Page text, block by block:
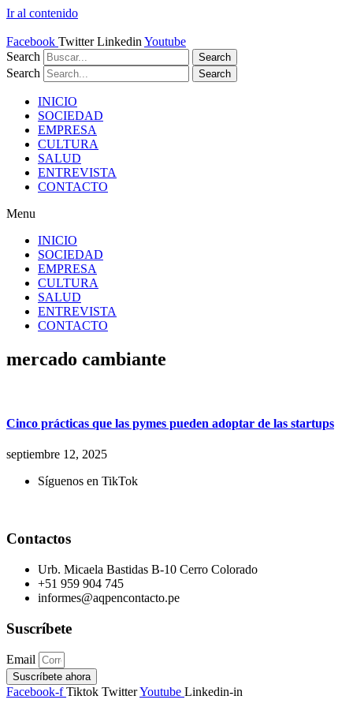
Ir al contenido
Facebook Twitter Linkedin Youtube
Search
Search
Search Search
INICIO
SOCIEDAD
EMPRESA
CULTURA
SALUD
ENTREVISTA
CONTACTO
Menu
INICIO
SOCIEDAD
EMPRESA
CULTURA
SALUD
ENTREVISTA
CONTACTO
mercado cambiante
Cinco prácticas que las pymes pueden adoptar de las startups
septiembre 12, 2025
Síguenos en TikTok
Contactos
Urb. Micaela Bastidas B-10 Cerro Colorado
+51 959 904 745
informes@aqpencontacto.pe
Suscríbete
Email
Suscríbete ahora
Facebook-f Tiktok TwitterYoutube Linkedin-in